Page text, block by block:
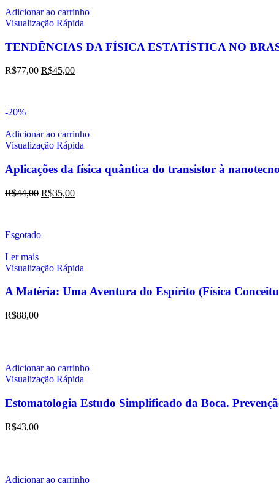
Adicionar ao carrinho
Visualização Rápida
TENDÊNCIAS DA FÍSICA ESTATÍSTICA NO
R$77,00 R$45,00
-20%
Adicionar ao carrinho
Visualização Rápida
Aplicações da física quântica do transistor à
R$44,00 R$35,00
Esgotado
Ler mais
Visualização Rápida
A Matéria: Uma Aventura do Espírito (Física
R$88,00
Adicionar ao carrinho
Visualização Rápida
Estomatologia Estudo Simplificado da Boca.
R$43,00
Adicionar ao carrinho